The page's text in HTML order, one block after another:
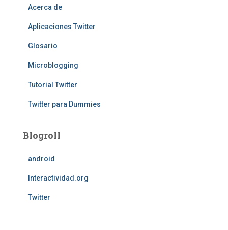
Acerca de
Aplicaciones Twitter
Glosario
Microblogging
Tutorial Twitter
Twitter para Dummies
Blogroll
android
Interactividad.org
Twitter